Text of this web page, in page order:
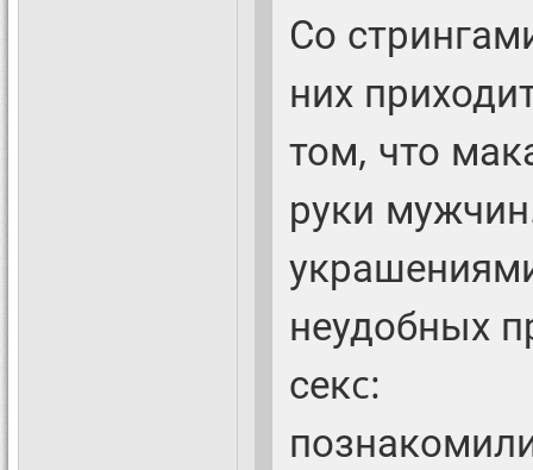
Со
них
том, что
руки
неудобных
секc: